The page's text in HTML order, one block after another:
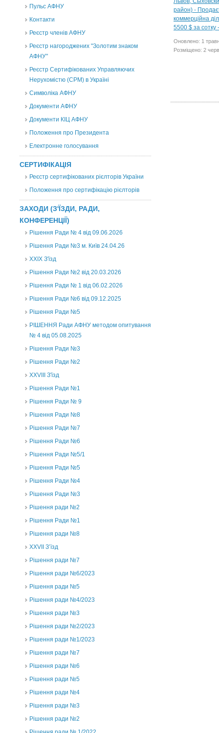
Пульс АФНУ
Контакти
Реєстр членів АФНУ
Реєстр нагороджених "Золотим знаком
АФНУ"
Реєстр Сертифікованих Управляючих
Нерухомістю (CPM) в Україні
Символіка АФНУ
Документи АФНУ
Документи КІЦ АФНУ
Положення про Президента
Електронне голосування
СЕРТИФІКАЦІЯ
Реєстр сертифікованих рієлторів України
Положення про сертифікацію рієлторів
ЗАХОДИ (З'ЇЗДИ, РАДИ,
КОНФЕРЕНЦІЇ)
Рішення Ради № 4 від 09.06.2026
Рішення Ради №3 м. Київ 24.04.26
XXІХ З'їзд
Рішення Ради №2 від 20.03.2026
Рішення Ради № 1 від 06.02.2026
Рішення Ради №6 від 09.12.2025
Рішення Ради №5
РІШЕННЯ Ради АФНУ методом опитування
№ 4 від 05.08.2025
Рішення Ради №3
Рішення Ради №2
XXVIII З'їзд
Рішення Ради №1
Рішення Ради № 9
Рішення Ради №8
Рішення Ради №7
Рішення Ради №6
Рішення Ради №5/1
Рішення Ради №5
Рішення Ради №4
Рішення Ради №3
Рішення ради №2
Рішення Ради №1
Рішення ради №8
ХХVII З’їзд
Рішення ради №7
Рішення ради №6/2023
Рішення ради №5
Рішення ради №4/2023
Рішення ради №3
Рішення ради №2/2023
Рішення ради №1/2023
Рішення ради №7
Рішення ради №6
Рішення ради №5
Рішення ради №4
Рішення ради №3
Рішення ради №2
Оновлено: 1
Розміщено: 2